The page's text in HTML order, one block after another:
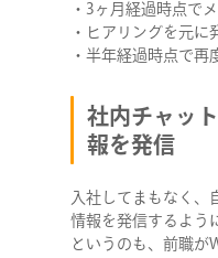
・3ヶ月経過時点で
・ヒアリングを元に
・半年経過時点で再
社内チャッ
報を発信
入社してまもなく、
情報を発信するよう
というのも、前職が